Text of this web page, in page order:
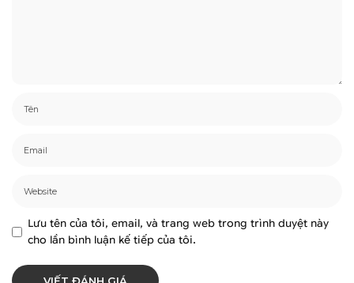
Lưu tên của tôi, email, và trang web trong trình duyệt này
cho lần bình luận kế tiếp của tôi.